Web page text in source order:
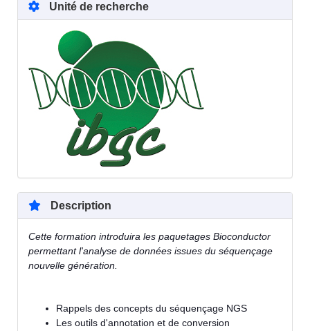
Unité de recherche
Description
Cette formation introduira les paquetages Bioconductor
permettant l'analyse de données issues du séquençage
nouvelle génération.
Rappels des concepts du séquençage NGS
Les outils d'annotation et de conversion